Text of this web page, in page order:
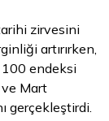
zirvesini
artırırken,
endeksi
Mart
gerçekleştirdi.